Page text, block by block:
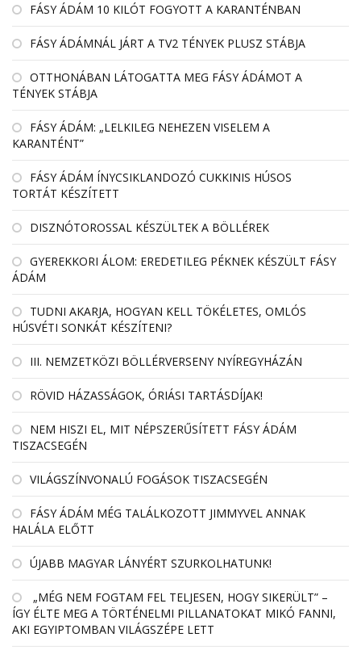
FÁSY ÁDÁM 10 KILÓT FOGYOTT A KARANTÉNBAN
FÁSY ÁDÁMNÁL JÁRT A TV2 TÉNYEK PLUSZ STÁBJA
OTTHONÁBAN LÁTOGATTA MEG FÁSY ÁDÁMOT A
TÉNYEK STÁBJA
FÁSY ÁDÁM: „LELKILEG NEHEZEN VISELEM A
KARANTÉNT”
FÁSY ÁDÁM ÍNYCSIKLANDOZÓ CUKKINIS HÚSOS
TORTÁT KÉSZÍTETT
DISZNÓTOROSSAL KÉSZÜLTEK A BÖLLÉREK
GYEREKKORI ÁLOM: EREDETILEG PÉKNEK KÉSZÜLT FÁSY
ÁDÁM
TUDNI AKARJA, HOGYAN KELL TÖKÉLETES, OMLÓS
HÚSVÉTI SONKÁT KÉSZÍTENI?
III. NEMZETKÖZI BÖLLÉRVERSENY NYÍREGYHÁZÁN
RÖVID HÁZASSÁGOK, ÓRIÁSI TARTÁSDÍJAK!
NEM HISZI EL, MIT NÉPSZERŰSÍTETT FÁSY ÁDÁM
TISZACSEGÉN
VILÁGSZÍNVONALÚ FOGÁSOK TISZACSEGÉN
FÁSY ÁDÁM MÉG TALÁLKOZOTT JIMMYVEL ANNAK
HALÁLA ELŐTT
ÚJABB MAGYAR LÁNYÉRT SZURKOLHATUNK!
„MÉG NEM FOGTAM FEL TELJESEN, HOGY SIKERÜLT” –
ÍGY ÉLTE MEG A TÖRTÉNELMI PILLANATOKAT MIKÓ FANNI,
AKI EGYIPTOMBAN VILÁGSZÉPE LETT